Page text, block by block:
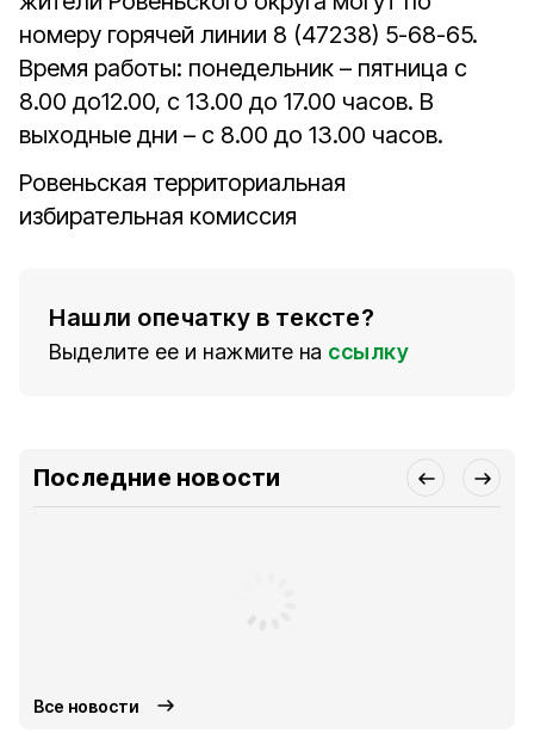
номеру горячей линии 8 (47238) 5-68-65.
Время работы: понедельник – пятница с
8.00 до12.00, с 13.00 до 17.00 часов. В
выходные дни – с 8.00 до 13.00 часов.
Ровеньская территориальная
избирательная комиссия
Нашли опечатку в тексте?
Выделите ее и нажмите на ссылку
Последние новости
Все новости